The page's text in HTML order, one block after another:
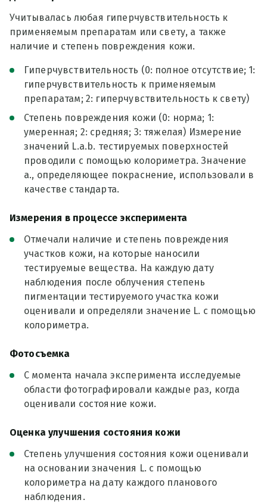
Учитывалась любая гиперчувствительность к
применяемым препаратам или свету, а также
наличие и степень повреждения кожи.
Гиперчувствительность (0: полное отсутствие; 1:
гиперчувствительность к применяемым
препаратам; 2: гиперчувствительность к свету)
Степень повреждения кожи (0: норма; 1:
умеренная; 2: средняя; 3: тяжелая) Измерение
значений L.a.b. тестируемых поверхностей
проводили с помощью колориметра. Значение
а., определяющее покраснение, использовали в
качестве стандарта.
Измерения в процессе эксперимента
Отмечали наличие и степень повреждения
участков кожи, на которые наносили
тестируемые вещества. На каждую дату
наблюдения после облучения степень
пигментации тестируемого участка кожи
оценивали и определяли значение L. с помощью
колориметра.
Фотосъемка
С момента начала эксперимента исследуемые
области фотографировали каждые раз, когда
оценивали состояние кожи.
Оценка улучшения состояния кожи
Степень улучшения состояния кожи оценивали
на основании значения L. с помощью
колориметра на дату каждого планового
наблюдения.